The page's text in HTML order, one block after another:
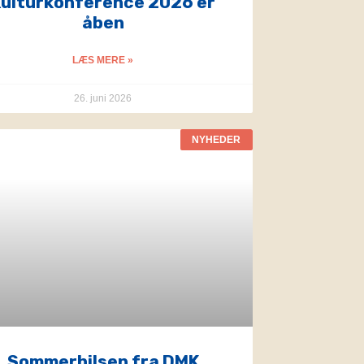
åben
LÆS MERE »
26. juni 2026
NYHEDER